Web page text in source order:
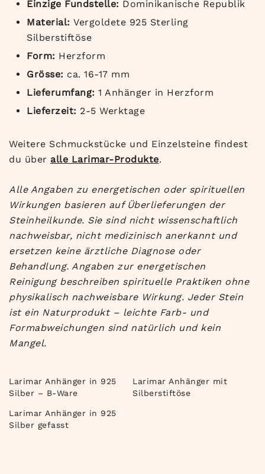
Einzige Fundstelle: Dominikanische Republik
Material: Vergoldete 925 Sterling
Silberstiftöse
Form: Herzform
Grösse: ca. 16-17 mm
Lieferumfang: 1 Anhänger in Herzform
Lieferzeit: 2-5 Werktage
Weitere Schmuckstücke und Einzelsteine findest
du über alle Larimar-Produkte.
Alle Angaben zu energetischen oder spirituellen
Wirkungen basieren auf Überlieferungen der
Steinheilkunde. Sie sind nicht wissenschaftlich
nachweisbar, nicht medizinisch anerkannt und
ersetzen keine ärztliche Diagnose oder
Behandlung. Angaben zur energetischen
Reinigung beschreiben spirituelle Praktiken ohne
physikalisch nachweisbare Wirkung. Jeder Stein
ist ein Naturprodukt – leichte Farb- und
Formabweichungen sind natürlich und kein
Mangel.
Larimar Anhänger in 925
Silber – B-Ware
Larimar Anhänger mit
Silberstiftöse
Larimar Anhänger in 925
Silber gefasst